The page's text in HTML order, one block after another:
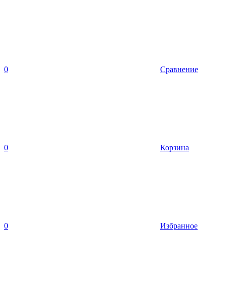
0 Сравнение
0 Корзина
0 Избранное